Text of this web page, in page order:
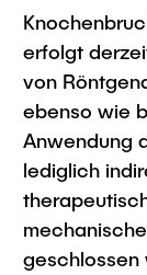
Best Practices
LearnING
Lehre im
WorkINGLab /
Forschung
Institute
erfolgt
von
ebenso wie
Anwendung
lediglich
geschlossen